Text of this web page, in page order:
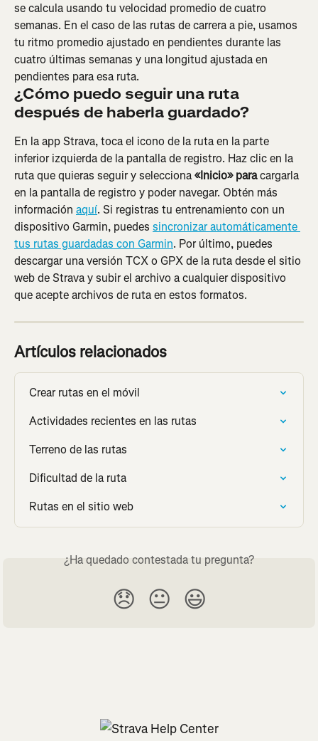
se calcula usando tu velocidad promedio de cuatro
semanas. En el caso de las rutas de carrera a pie, usamos
tu ritmo promedio ajustado en pendientes durante las
cuatro últimas semanas y una longitud ajustada en
pendientes para esa ruta.
¿Cómo puedo seguir una ruta
después de haberla guardado?
En la app Strava, toca el icono de la ruta en la parte
inferior izquierda de la pantalla de registro. Haz clic en la
ruta que quieras seguir y selecciona «Inicio» para cargarla
en la pantalla de registro y poder navegar. Obtén más
información aquí. Si registras tu entrenamiento con un
dispositivo Garmin, puedes sincronizar automáticamente
tus rutas guardadas con Garmin. Por último, puedes
descargar una versión TCX o GPX de la ruta desde el sitio
web de Strava y subir el archivo a cualquier dispositivo
que acepte archivos de ruta en estos formatos.
Artículos relacionados
Crear rutas en el móvil
Actividades recientes en las rutas
Terreno de las rutas
Dificultad de la ruta
Rutas en el sitio web
¿Ha quedado contestada tu pregunta?
😞 😐 😃